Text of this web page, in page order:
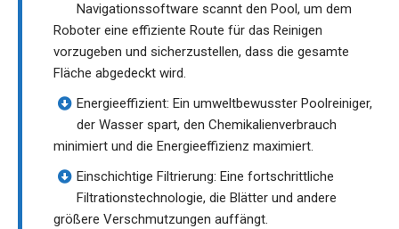
Navigationssoftware scannt den Pool, um dem
Roboter eine effiziente Route für das Reinigen
vorzugeben und sicherzustellen, dass die gesamte
Fläche abgedeckt wird.
Energieeffizient: Ein umweltbewusster Poolreiniger,
der Wasser spart, den Chemikalienverbrauch
minimiert und die Energieeffizienz maximiert.
Einschichtige Filtrierung: Eine fortschrittliche
Filtrationstechnologie, die Blätter und andere
größere Verschmutzungen auffängt.